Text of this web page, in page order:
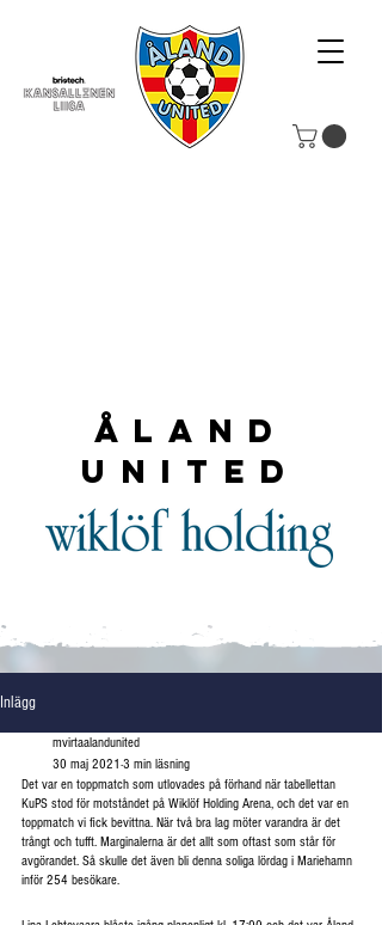
Åland
United
Inlägg
mvirtaalandunited
30 maj 2021 3 min läsning
Det var en toppmatch som utlovades på förhand när tabellettan
KuPS stod för motståndet på Wiklöf Holding Arena, och det var en
toppmatch vi fick bevittna. När två bra lag möter varandra är det
trångt och tufft. Marginalerna är det allt som oftast som står för
avgörandet. Så skulle det även bli denna soliga lördag i Mariehamn
inför 254 besökare.